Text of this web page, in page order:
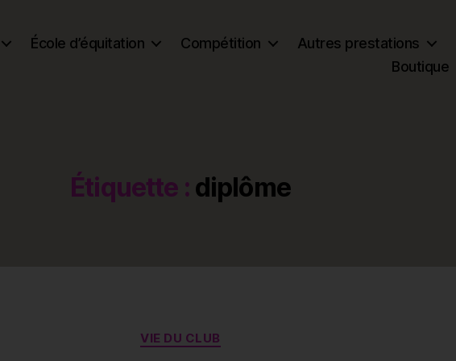
École d’équitation Compétition Autres prestations
Boutique
Étiquette : diplôme
Catégories
VIE DU CLUB